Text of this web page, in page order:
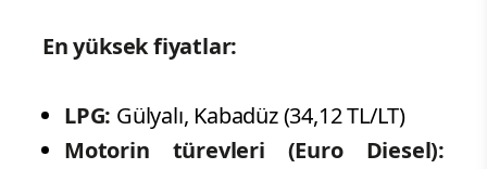
En yüksek fiyatlar:
LPG: Gülyalı, Kabadüz (34,12 TL/LT)
Motorin türevleri (Euro Diesel):